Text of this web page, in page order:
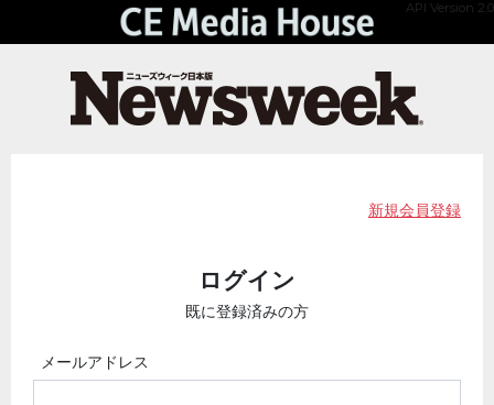
API Version 2.0
新規会員登録
ログイン
既に登録済みの方
メールアドレス